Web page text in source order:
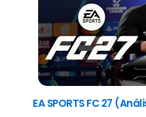
EA SPORTS FC 27